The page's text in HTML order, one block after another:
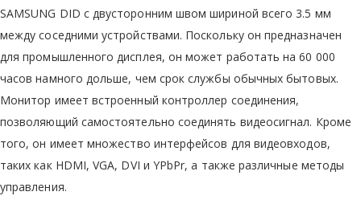
SAMSUNG DID с двусторонним швом шириной всего 3.5 мм
между соседними устройствами. Поскольку он предназначен
для промышленного дисплея, он может работать на 60 000
часов намного дольше, чем срок службы обычных бытовых.
Монитор имеет встроенный контроллер соединения,
позволяющий самостоятельно соединять видеосигнал. Кроме
того, он имеет множество интерфейсов для видеовходов,
таких как HDMI, VGA, DVI и YPbPr, а также различные методы
управления.